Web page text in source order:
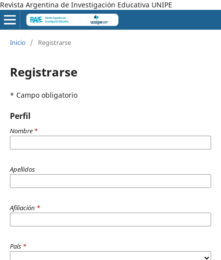
Revista Argentina de Investigación Educativa UNIPE
Inicio / Registrarse
Registrarse
* Campo obligatorio
Perfil
Nombre *
Apellidos
Afiliación *
País *